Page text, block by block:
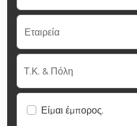
Εταιρεία
Τ.Κ. & Πόλη
Είμαι έμπορος.